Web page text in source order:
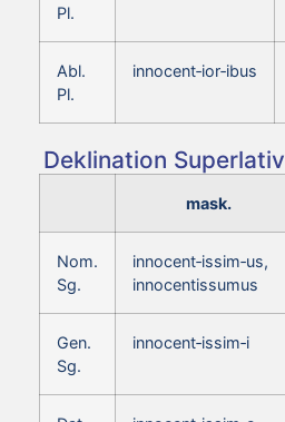
Pl.
Abl.
Pl.
innocent‑ior‑ibus
Deklination Superlativ
mask.
Nom.
Sg.
innocent‑issim‑us,
innocentissumus
Gen.
Sg.
innocent‑issim‑i